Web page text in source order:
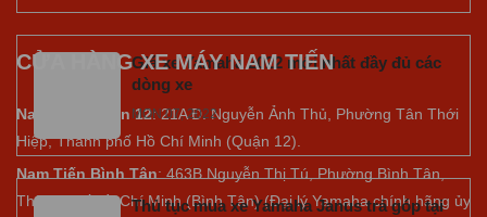
Giá xe Yamaha 2022 mới nhất đầy đủ các
dòng xe
MON 07, 2022
Thủ tục mua xe Yamaha Janus trả góp tại
CỬA HÀNG XE MÁY NAM TIẾN
Nam Tiến Quận 12: 21A Đ. Nguyễn Ảnh Thủ, Phường Tân Thới
Hiệp, Thành phố Hồ Chí Minh (Quận 12).
Nam Tiến Bình Tân: 463B Nguyễn Thị Tú, Phường Bình Tân,
Thành phố Hồ Chí Minh (Bình Tân) (Đại lý Yamaha chính hãng ủy